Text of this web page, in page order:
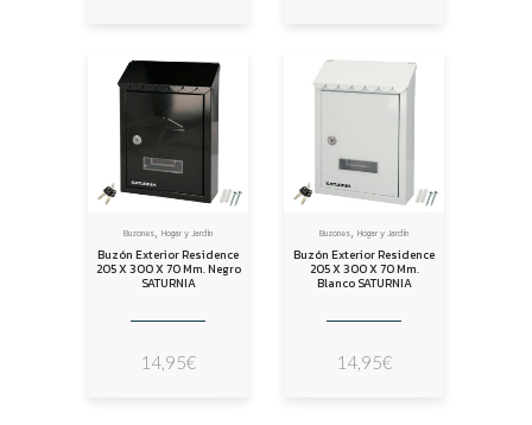
Buzones, Hogar y Jardín
Buzón Exterior Residence
205 X 300 X 70 Mm. Negro
SATURNIA
14,95€
Buzones, Hogar y Jardín
Buzón Exterior Residence
205 X 300 X 70 Mm.
Blanco SATURNIA
14,95€